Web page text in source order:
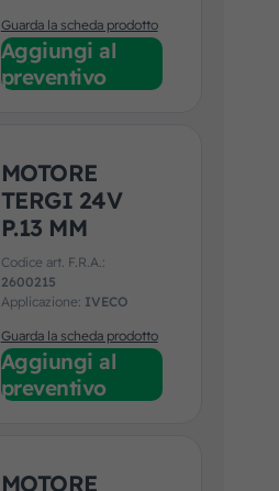
Guarda la scheda prodotto
Aggiungi al
preventivo
MOTORE
TERGI 24V
P.13 MM
Codice art. F.R.A.:
2600215
Applicazione: IVECO
Guarda la scheda prodotto
Aggiungi al
preventivo
MOTORE